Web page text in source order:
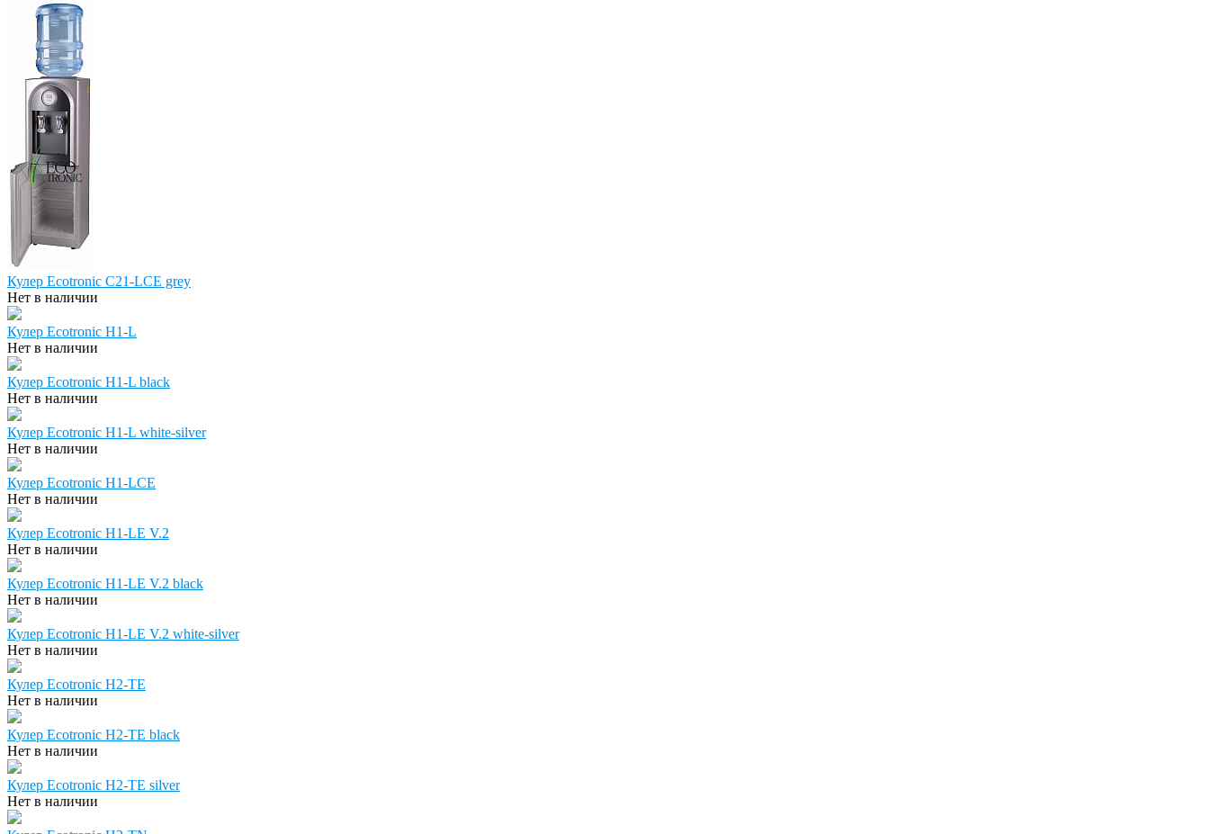
Кулер Ecotronic C21-LCE grey
Нет в наличии
Кулер Ecotronic H1-L
Нет в наличии
Кулер Ecotronic H1-L black
Нет в наличии
Кулер Ecotronic H1-L white-silver
Нет в наличии
Кулер Ecotronic H1-LCE
Нет в наличии
Кулер Ecotronic H1-LE V.2
Нет в наличии
Кулер Ecotronic H1-LE V.2 black
Нет в наличии
Кулер Ecotronic H1-LE V.2 white-silver
Нет в наличии
Кулер Ecotronic H2-TE
Нет в наличии
Кулер Ecotronic H2-TE black
Нет в наличии
Кулер Ecotronic H2-TE silver
Нет в наличии